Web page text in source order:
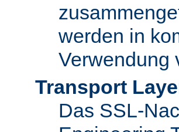
werden in
Verwendung
Transport
Das SSL-